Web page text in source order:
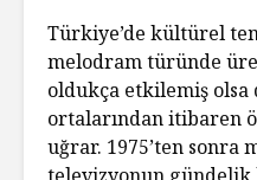
Türkiye’de kültürel
melodram türünde
oldukça etkilemiş olsa
ortalarından itibaren
uğrar. 1975’ten